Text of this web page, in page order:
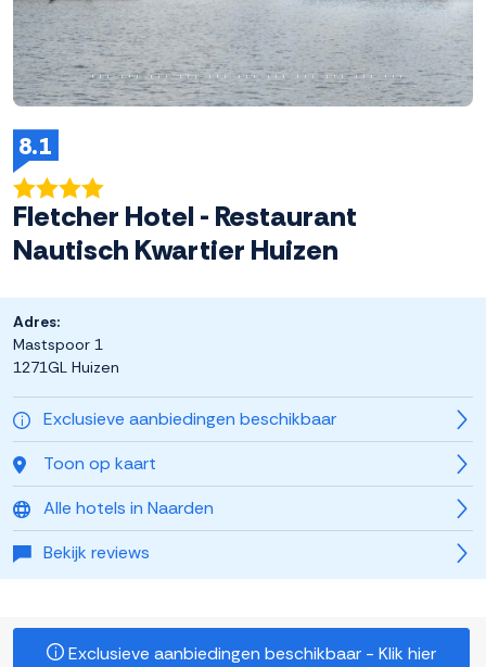
8.1
Fletcher Hotel - Restaurant
Nautisch Kwartier Huizen
Exclusieve aanbiedingen beschikbaar
Toon op kaart
Alle hotels in Naarden
Bekijk reviews
Adres:
Mastspoor 1
1271GL Huizen
Exclusieve aanbiedingen beschikbaar - Klik hier